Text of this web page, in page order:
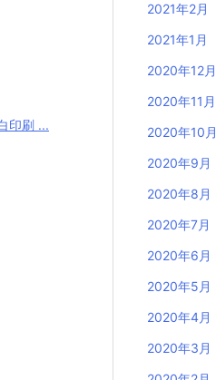
印刷 ...
2021年2月
2021年1月
2020年12月
2020年11月
2020年10月
2020年9月
2020年8月
2020年7月
2020年6月
2020年5月
2020年4月
2020年3月